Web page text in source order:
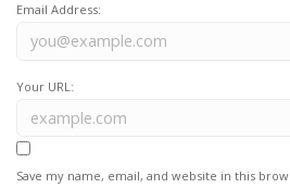
Email Address:
Your URL:
Save my name, email, and website in this